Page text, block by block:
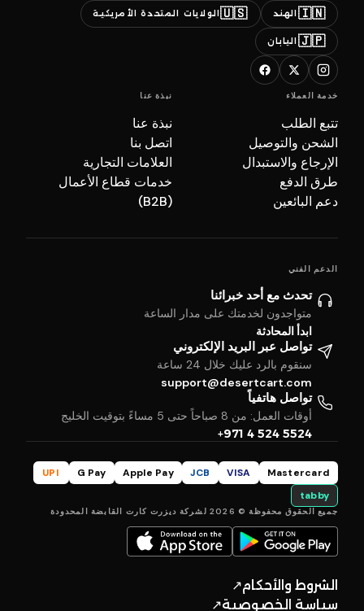
🇮🇳 الهند 🇺🇸الولايات المتحدة الأمريكية
🇯🇵 اليابان
خدمة العملاء
تتبع الطلب
الشحن والتوصيل
الإرجاع والاستبدال
طرق الدفع
دعم البائعين
نبذة عنا
نبذة عنا
اتصل بنا
العلامات التجارية
خدمات قطاع الأعمال
(B2B)
الدعم الفني
تحدث مع أحد خبرائنا
متواجدون لخدمتك على مدار الساعة
ابدأ المحادثة
تواصل عبر البريد الإلكتروني
سنقوم بالرد عليك خلال 24 ساعة
support@desertcart.com
تواصل هاتفياً
أوقات العمل: من 8 صباحاً حتى 5 مساءً بتوقيت الخليج
+971 4 524 5524
Mastercard
VISA
JCB
Apple Pay
G Pay
UPI
tabby
جميع الحقوق محفوظة © 2026 لشركة ديزرت كارت القابضة المحدودة
الشروط والأحكام↗
سياسة الخصوصية↗